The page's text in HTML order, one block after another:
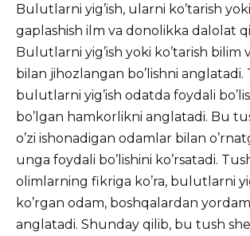
Bulutlarni yig’ish, ularni ko’tarish
gaplashish ilm va donolikka dalolat
Bulutlarni yig’ish yoki ko’tarish bilim
bilan jihozlangan bo’lishni anglatadi.
bulutlarni yig’ish odatda foydali
bo’lgan hamkorlikni anglatadi. Bu
o’zi ishonadigan odamlar bilan
unga foydali bo’lishini ko’rsatadi.
olimlarning fikriga ko’ra, bulutlarni
ko’rgan odam, boshqalardan
anglatadi. Shunday qilib, bu tush